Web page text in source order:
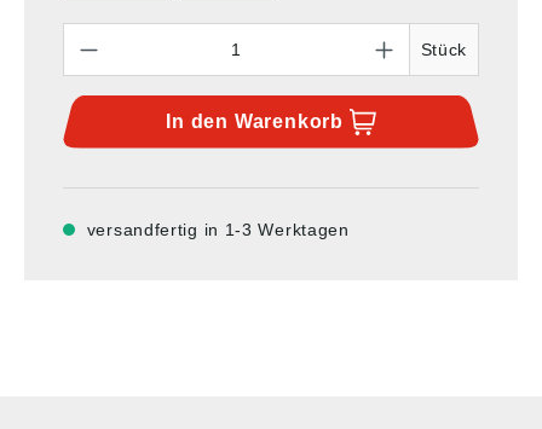
Stück
In den Warenkorb
versandfertig in 1-3 Werktagen